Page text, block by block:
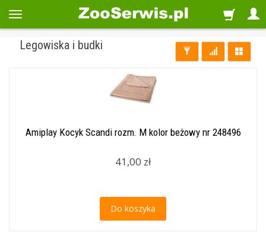
Legowiska i budki
Amiplay Kocyk Scandi rozm. M kolor beżowy nr 248496
41,00 zł
Do koszyka